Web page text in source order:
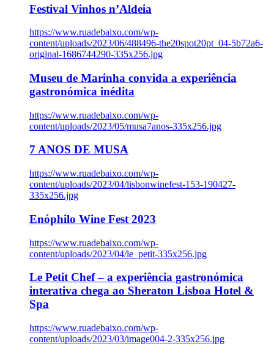
Festival Vinhos n’Aldeia
https://www.ruadebaixo.com/wp-
content/uploads/2023/06/488496-the20spot20pt_04-5b72a6-
original-1686744290-335x256.jpg
Museu de Marinha convida a experiência
gastronómica inédita
https://www.ruadebaixo.com/wp-
content/uploads/2023/05/musa7anos-335x256.jpg
7 ANOS DE MUSA
https://www.ruadebaixo.com/wp-
content/uploads/2023/04/lisbonwinefest-153-190427-
335x256.jpg
Enóphilo Wine Fest 2023
https://www.ruadebaixo.com/wp-
content/uploads/2023/04/le_petit-335x256.jpg
Le Petit Chef – a experiência gastronómica
interativa chega ao Sheraton Lisboa Hotel &
Spa
https://www.ruadebaixo.com/wp-
content/uploads/2023/03/image004-2-335x256.jpg